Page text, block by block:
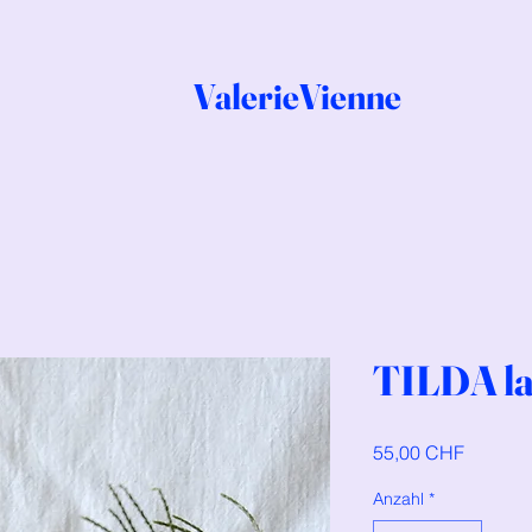
ValerieVienne
TILDA
55,00 CHFPreis
Anzahl *